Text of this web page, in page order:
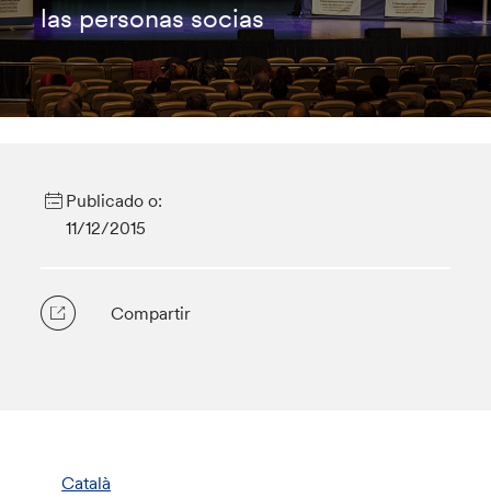
las personas socias
Publicado o:
11/12/2015
Compartir
Català